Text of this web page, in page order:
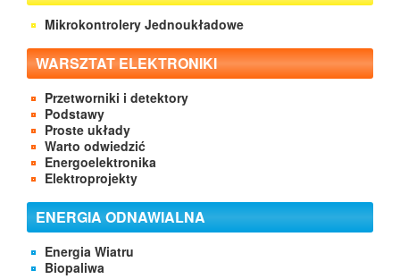
Mikrokontrolery Jednoukładowe
WARSZTAT ELEKTRONIKI
Przetworniki i detektory
Podstawy
Proste układy
Warto odwiedzić
Energoelektronika
Elektroprojekty
ENERGIA ODNAWIALNA
Energia Wiatru
Biopaliwa